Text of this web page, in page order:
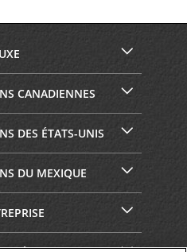
CANADIENNES
DES ÉTATS-UNIS
DU MEXIQUE